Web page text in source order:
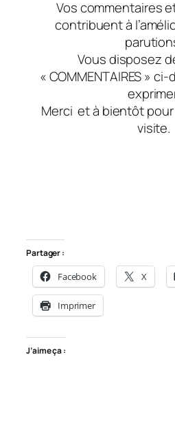
Vos commentaires
contribuent à
Vous disposez
« COMMENTAIRES »
Merci et à bientôt
visite.
Partager :
Facebook X
Imprimer
J’aime ça :